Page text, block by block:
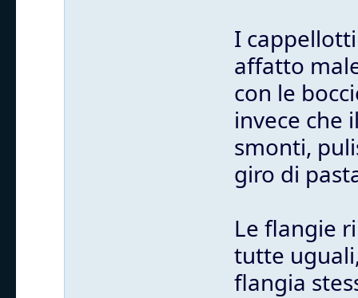
I
affatto
con le
invece che
smonti,
giro di
Le flangie
tutte
flangia